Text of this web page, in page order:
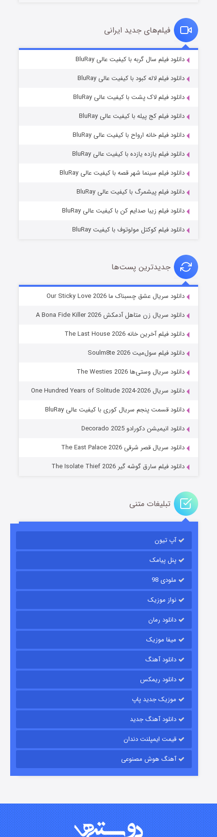
قسمت۶ (زیرنویس) منتشر شد
شوهر
عملیات آپارتمان
قسمت۲ (زیرنویس) منتشر شد
قسمت
قسمت۷ (زیرنویس) منتشر شد
فیلم‌های جدید ایرانی
دانلود فیلم سال گربه با کیفیت عالی BluRay
دانلود فیلم لاله کبود با کیفیت عالی BluRay
دانلود فیلم لاک پشت با کیفیت عالی BluRay
دانلود فیلم کج‌ پیله با کیفیت عالی BluRay
دانلود فیلم خانه ارواح با کیفیت عالی BluRay
دانلود فیلم یازده یازده با کیفیت عالی BluRay
دانلود فیلم سینما شهر قصه با کیفیت عالی BluRay
دانلود فیلم پیشمرگ با کیفیت عالی BluRay
دانلود فیلم زیبا صدایم کن با کیفیت عالی BluRay
دانلود فیلم کوکتل مولوتوف با کیفیت BluRay
جدیدترین پست‌ها
دانلود سریال عشق چسبناک ما Our Sticky Love 2026
دانلود سریال زن متاهل آدمکش A Bona Fide Killer 2026
دانلود فیلم آخرین خانه The Last House 2026
دانلود فیلم سول‌میت Soulm8te 2026
دانلود سریال وستی‌ها The Westies 2026
دانلود سریال One Hundred Years of Solitude 2024-2026
دانلود قسمت پنجم سریال کوری با کیفیت عالی BluRay
دانلود انیمیشن دکورادو Decorado 2025
دانلود سریال قصر شرقی The East Palace 2026
دانلود فیلم سارق گوشه گیر The Isolate Thief 2026
تبلیغات متنی
آپ تیون
پنل پیامک
ملودی 98
نواز موزیک
دانلود رمان
میفا موزیک
دانلود آهنگ
دانلود ریمکس
موزیک جدید پاپ
دانلود آهنگ جدید
قیمت ایمپلنت دندان
آهنگ هوش مصنوعی